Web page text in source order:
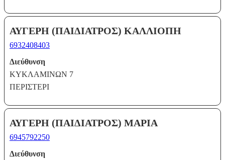
ΑΥΓΕΡΗ (ΠΑΙΔΙΑΤΡΟΣ) ΚΑΛΛΙΟΠΗ
6932408403
Διεύθυνση
ΚΥΚΛΑΜΙΝΩΝ 7
ΠΕΡΙΣΤΕΡΙ
ΑΥΓΕΡΗ (ΠΑΙΔΙΑΤΡΟΣ) ΜΑΡΙΑ
6945792250
Διεύθυνση